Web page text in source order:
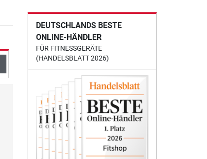
DEUTSCHLANDS BESTE
ONLINE-HÄNDLER
FÜR FITNESSGERÄTE
(HANDELSBLATT 2026)